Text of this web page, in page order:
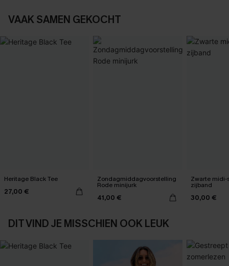
VAAK SAMEN GEKOCHT
Heritage Black Tee
27,00 €
Zondagmiddagvoorstelling
Rode minijurk
41,00 €
Zwarte midi-
zijband
30,00 €
DIT VIND JE MISSCHIEN OOK LEUK